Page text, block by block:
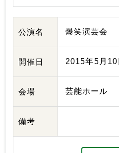
公演名 爆笑演芸会
開催日 2015年5月
会場 芸能ホール
備考